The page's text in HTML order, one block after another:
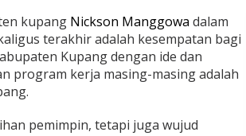
kupang Nickson Manggowa dalam
terakhir adalah kesempatan bagi
Kupang dengan ide dan
program kerja masing-masing adalah
pemimpin, tetapi juga wujud